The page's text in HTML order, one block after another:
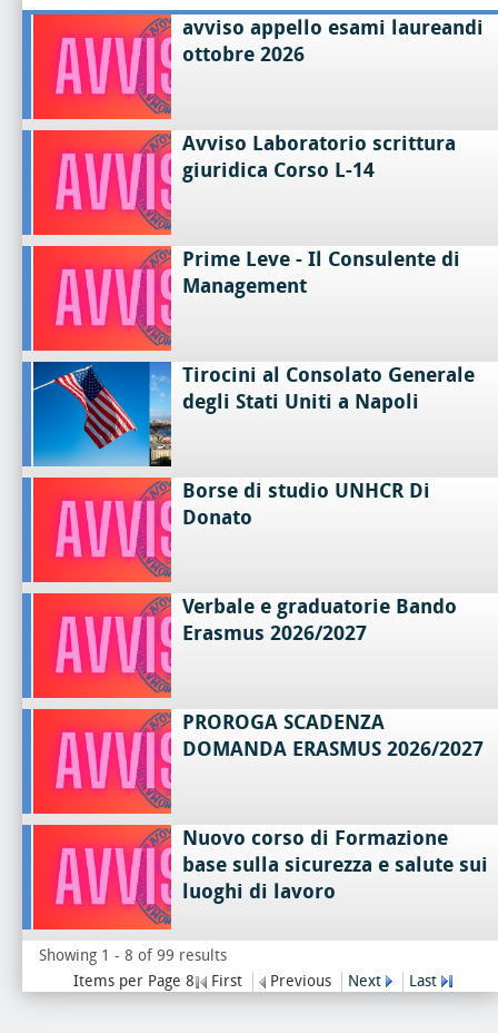
avviso appello esami laureandi
ottobre 2026
Avviso Laboratorio scrittura
giuridica Corso L-14
Prime Leve - Il Consulente di
Management
Tirocini al Consolato Generale
degli Stati Uniti a Napoli
Borse di studio UNHCR Di
Donato
Verbale e graduatorie Bando
Erasmus 2026/2027
PROROGA SCADENZA
DOMANDA ERASMUS 2026/2027
Nuovo corso di Formazione
base sulla sicurezza e salute sui
luoghi di lavoro
Showing 1 - 8 of 99 results
Items per Page 8
First Previous Next Last